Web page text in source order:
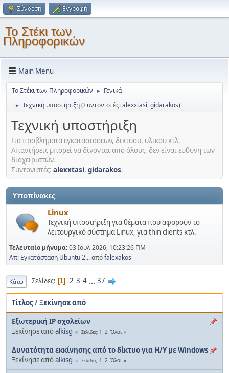
Σύνδεση Εγγραφή
Το Στέκι των
Πληροφορικών
Main Menu
Το Στέκι των Πληροφορικών ► Γενικά
► Τεχνική υποστήριξη(Συντονιστές:alexxtasi,gidarakos)
Τεχνική υποστήριξη
Για προβλήματα εγκαταστάσεων, δικτύου, υλικού κτλ.
Απαντήσεις μπορεί να δίνονται από όλους, δεν είναι ευθύνη των
διαχειριστών.
Συντονιστές: alexxtasi, gidarakos.
Υποπίνακες
Linux
Τεχνική υποστήριξη για θέματα που αφορούν το
λειτουργικό σύστημα Linux, για thin clients κτλ.
Τελευταίο μήνυμα:03 Ιουλ 2026, 10:23:26 ΠΜ
Απ: Εγκατάσταση Ubuntu 2...απόfalexakos
Κάτω Σελίδες 1 2 3 4 ... 37
Τίτλος/Ξεκίνησε από
Εξωτερική IP σχολείων
Ξεκίνησε απόalkisg Σελίδες 1 2 Όλοι
Δυνατότητα εκκίνησης από το δίκτυο για Η/Υ με Windows
Ξεκίνησε απόalkisg Σελίδες 1 2 Όλοι